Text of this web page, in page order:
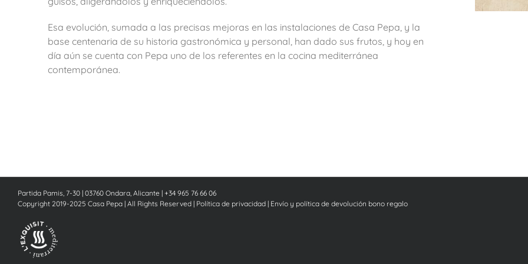
Esa evolución, sumada a las precisas mejoras en las instalaciones de Casa Pepa, y la
base centenaria de su historia gastronómica y personal, han dado sus frutos, y hoy en
día aún se cuenta con Pepa uno de los referentes en la cocina mediterránea
contemporánea.
Partida Pamis, 7-30 | 03760 Ondara, Alicante | +34 965 76 66 06
Copyright 2019-2025 Casa Pepa | All Rights Reserved | Política de privacidad | Envío y política de devolución bono regalo